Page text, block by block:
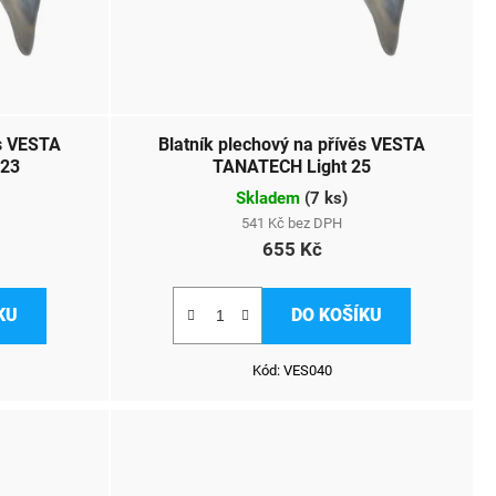
Blatník plechový na přívěs VESTA
TANATECH Light 25
Skladem (7 ks)
541 Kč bez DPH
655 Kč
DO KOŠÍKU
Kód: VES040